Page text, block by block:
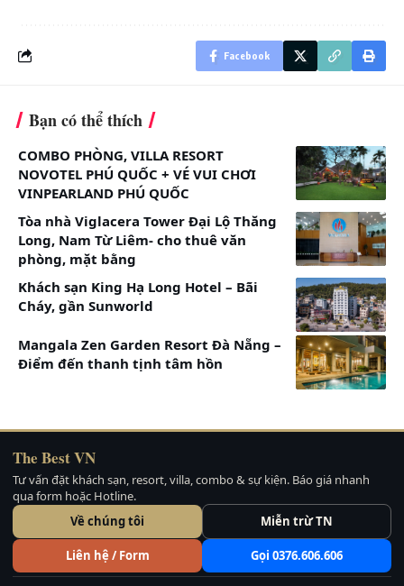
Các chi phí khác giặt là, Spa…
Đặt tối thiểu 2 khách/phòng
Đặt phòng cần thanh toán trước không hoàn
không huỷ
Giá combo:
chỉ từ 4.198.000/3N2Đ – 5.178.000/4N3Đ(
Phụ thu thêm 250.000/người nếu đi xe Limousine)
Note: Giá combo có thể thay đổi tùy thuộc tình
trạng vé máy bay
Hình ảnh phòng:
Facebook
Bạn có thể thích
COMBO PHÒNG, VILLA RESORT
NOVOTEL PHÚ QUỐC + VÉ VUI CHƠI
VINPEARLAND PHÚ QUỐC
Tòa nhà Viglacera Tower Đại Lộ Thăng
Long, Nam Từ Liêm- cho thuê văn
phòng, mặt bằng
Khách sạn King Hạ Long Hotel – Bãi
Cháy, gần Sunworld
Mangala Zen Garden Resort Đà Nẵng –
Điểm đến thanh tịnh tâm hồn
The Best VN
Tư vấn đặt khách sạn, resort, villa, combo & sự kiện. Báo giá nhanh
qua form hoặc Hotline.
Về chúng tôi
Miễn trừ TN
Liên hệ / Form Gọi 0376.606.606